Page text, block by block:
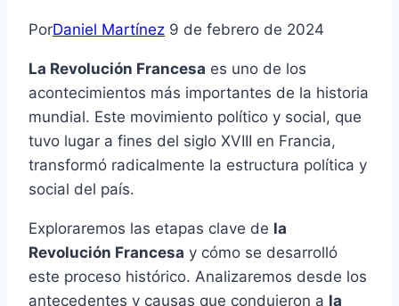
PorDaniel Martínez 9 de febrero de 2024
La Revolución Francesa es uno de los
acontecimientos más importantes de la historia
mundial. Este movimiento político y social, que
tuvo lugar a fines del siglo XVIII en Francia,
transformó radicalmente la estructura política y
social del país.
Exploraremos las etapas clave de la
Revolución Francesa y cómo se desarrolló
este proceso histórico. Analizaremos desde los
antecedentes y causas que condujeron a la